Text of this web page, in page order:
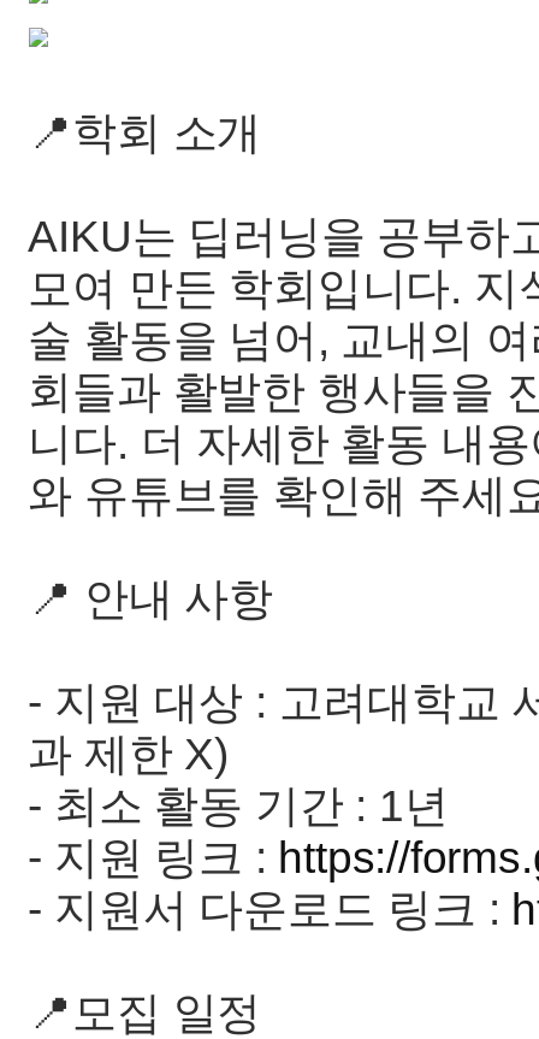
📍학회 소개
AIKU는 딥러닝을 공부하
모여 만든 학회입니다.
술 활동을 넘어, 교내의
회들과 활발한 행사들을
니다. 더 자세한 활동 내
와 유튜브를 확인해 주세
📍 안내 사항
- 지원 대상 : 고려대학교
과 제한 X)
- 최소 활동 기간 : 1년
- 지원 링크 : https://
- 지원서 다운로드 링크 :
📍모집 일정